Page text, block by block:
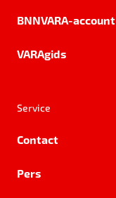
BNNVARA-account
VARAgids
Service
Contact
Pers